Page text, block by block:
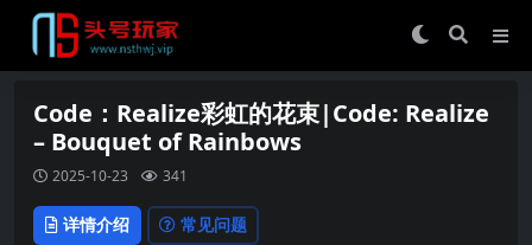
Code：Realize彩虹的花束|Code: Realize
– Bouquet of Rainbows
2025-10-23 341
详情介绍 常见问题